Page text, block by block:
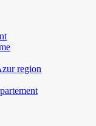
region